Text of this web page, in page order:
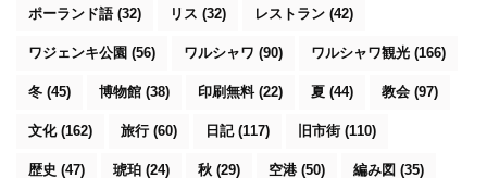
ポーランド語(32) リス (32) レストラン (42)
ワジェンキ公園 (56) ワルシャワ (90) ワルシャワ観光 (166)
冬 (45) 博物館 (38) 印刷無料(22) 夏 (44) 教会 (97)
文化(162) 旅行 (60) 日記(117) 旧市街 (110)
歴史 (47) 琥珀 (24) 秋 (29) 空港 (50) 編み図 (35)